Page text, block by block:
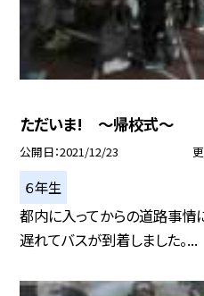
ただいま! 〜帰校式〜
公開日 2021/12/23
６年生
都内に入ってからの道路事情
遅れてバスが到着しました。...